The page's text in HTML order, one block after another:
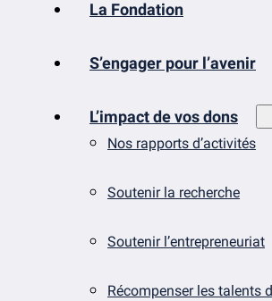
La Fondation
S’engager pour l’avenir
L’impact de vos dons
Nos rapports d’activités
Soutenir la recherche
Soutenir l’entrepreneuriat
Récompenser les talents